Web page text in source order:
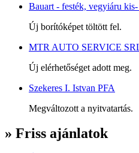
Bauart - festék, vegyiáru kis-
Új borítóképet töltött fel.
MTR AUTO SERVICE
Új elérhetőséget adott meg.
Szekeres I. Istvan PFA
Megváltozott a nyitvatartás.
» Friss ajánlatok